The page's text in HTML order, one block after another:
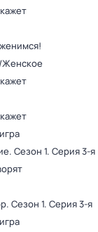
. Сезон 1. Серия 3-я
. Сезон 1. Серия 3-я